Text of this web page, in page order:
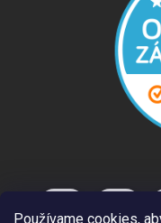
Používame cookies,